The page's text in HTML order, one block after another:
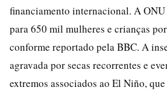
financiamento internacional. A
para 650 mil mulheres e crianças
conforme reportado pela BBC. A
agravada por secas recorrentes e
extremos associados ao El Niño,